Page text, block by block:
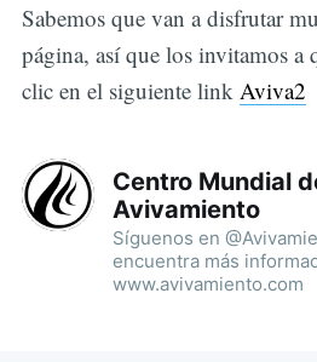
Sabemos que van a disfrutar
página, así que los invitamos a
clic en el siguiente link Aviva2
Centro Mundial
Avivamiento
Síguenos en
encuentra más
www.avivamiento.com